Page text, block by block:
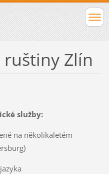
Zlín
služby:
na několikaletém